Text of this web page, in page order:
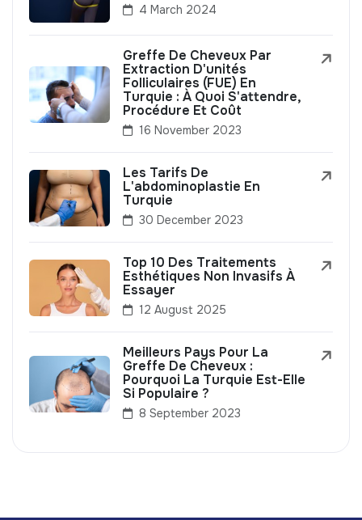
4 March 2024
Greffe De Cheveux Par
Extraction D'unités
Folliculaires (FUE) En
Turquie : À Quoi S'attendre,
Procédure Et Coût
16 November 2023
Les Tarifs De
L'abdominoplastie En
Turquie
30 December 2023
Top 10 Des Traitements
Esthétiques Non Invasifs À
Essayer
12 August 2025
Meilleurs Pays Pour La
Greffe De Cheveux :
Pourquoi La Turquie Est-Elle
Si Populaire ?
8 September 2023